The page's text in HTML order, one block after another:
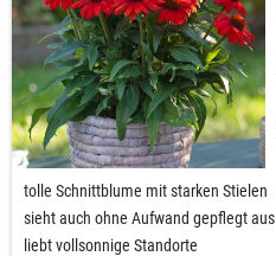
tolle Schnittblume mit starken Stielen
sieht auch ohne Aufwand gepflegt aus
liebt vollsonnige Standorte